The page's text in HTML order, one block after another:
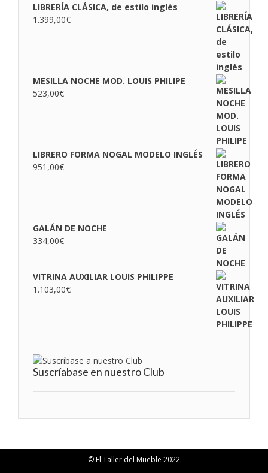
LIBRERÍA CLÁSICA, de estilo inglés
1.399,00€
MESILLA NOCHE MOD. LOUIS PHILIPE
523,00€
LIBRERO FORMA NOGAL MODELO INGLÉS
951,00€
GALÁN DE NOCHE
334,00€
VITRINA AUXILIAR LOUIS PHILIPPE
1.103,00€
Suscríabase en nuestro Club
© El Taller del Mueble 2022